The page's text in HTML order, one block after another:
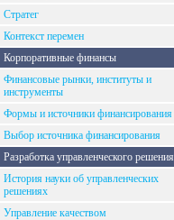
Стратег
Контекст перемен
Корпоративные финансы
Финансовые рынки, институты и
инструменты
Формы и источники финансирования
Выбор источника финансирования
Разработка управленческого решения
История науки об управленческих
решениях
Управление качеством